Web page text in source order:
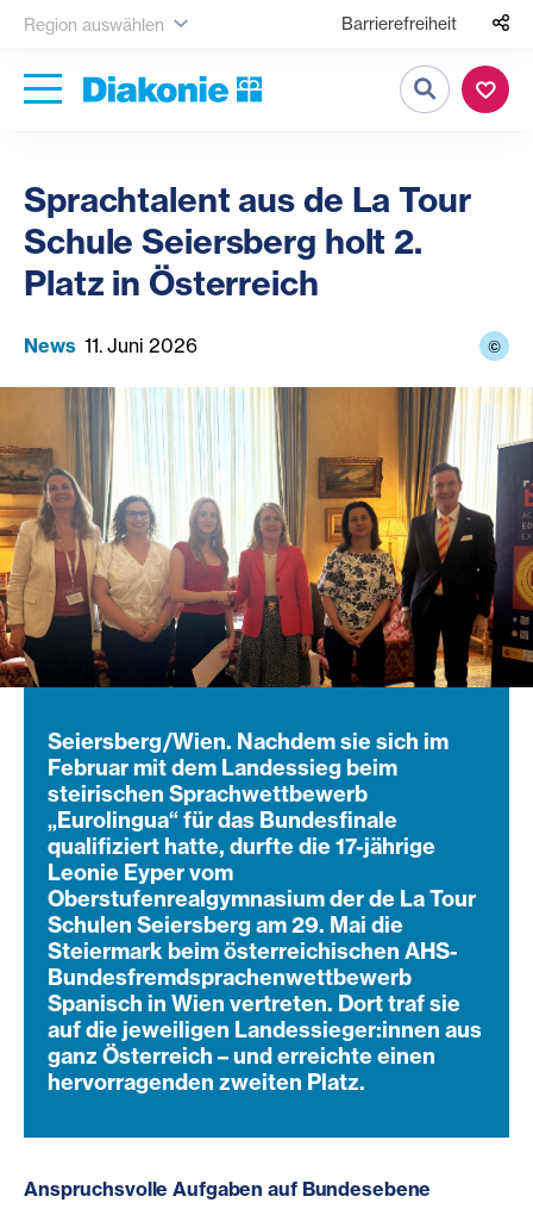
Region auswählen Barrierefreiheit
Suche
Sprachtalent aus de La Tour
Schule Seiersberg holt 2.
Platz in Österreich
News 11. Juni 2026 ©
Seiersberg/Wien. Nachdem sie sich im
Februar mit dem Landessieg beim
steirischen Sprachwettbewerb
„Eurolingua“ für das Bundesfinale
qualifiziert hatte, durfte die 17-jährige
Leonie Eyper vom
Oberstufenrealgymnasium der de La Tour
Schulen Seiersberg am 29. Mai die
Steiermark beim österreichischen AHS-
Bundesfremdsprachenwettbewerb
Spanisch in Wien vertreten. Dort traf sie
auf die jeweiligen Landessieger:innen aus
ganz Österreich – und erreichte einen
hervorragenden zweiten Platz.
Anspruchsvolle Aufgaben auf Bundesebene